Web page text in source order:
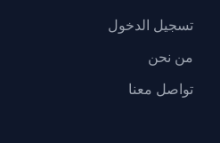
تسجيل الدخول
من نحن
تواصل معنا